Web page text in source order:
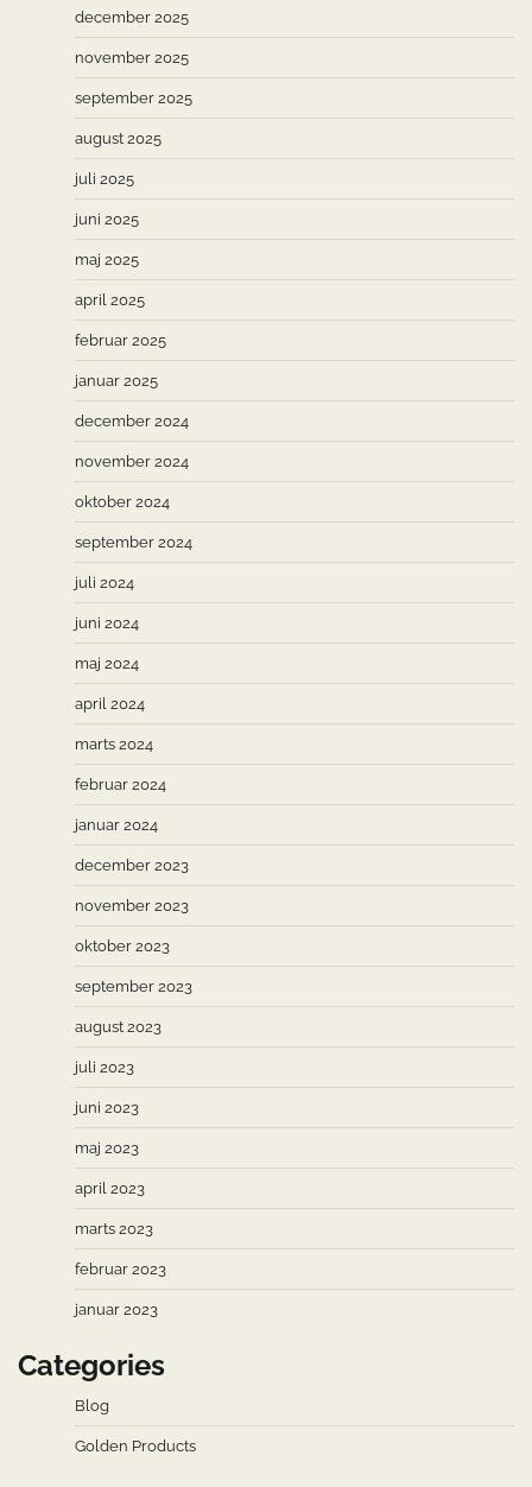
december 2025
november 2025
september 2025
august 2025
juli 2025
juni 2025
maj 2025
april 2025
februar 2025
januar 2025
december 2024
november 2024
oktober 2024
september 2024
juli 2024
juni 2024
maj 2024
april 2024
marts 2024
februar 2024
januar 2024
december 2023
november 2023
oktober 2023
september 2023
august 2023
juli 2023
juni 2023
maj 2023
april 2023
marts 2023
februar 2023
januar 2023
Categories
Blog
Golden Products